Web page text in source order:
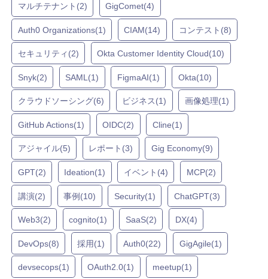
マルチテナント(2) GigComet(4)
Auth0 Organizations(1) CIAM(14) コンテスト(8)
セキュリティ(2) Okta Customer Identity Cloud(10)
Snyk(2) SAML(1) FigmaAI(1) Okta(10)
クラウドソーシング(6) ビジネス(1) 画像処理(1)
GitHub Actions(1) OIDC(2) Cline(1)
アジャイル(5) レポート(3) Gig Economy(9)
GPT(2) Ideation(1) イベント(4) MCP(2)
講演(2) 事例(10) Security(1) ChatGPT(3)
Web3(2) cognito(1) SaaS(2) DX(4)
DevOps(8) 採用(1) Auth0(22) GigAgile(1)
devsecops(1) OAuth2.0(1) meetup(1)